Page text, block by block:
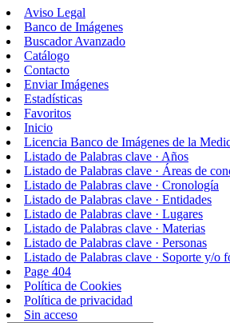
Aviso Legal
Banco de Imágenes
Buscador Avanzado
Catálogo
Contacto
Enviar Imágenes
Estadísticas
Favoritos
Inicio
Licencia Banco de Imágenes de la
Listado de Palabras clave · Años
Listado de Palabras clave · Áreas de
Listado de Palabras clave · Cronología
Listado de Palabras clave · Entidades
Listado de Palabras clave · Lugares
Listado de Palabras clave · Materias
Listado de Palabras clave · Personas
Listado de Palabras clave · Soporte y/o
Page 404
Política de Cookies
Política de privacidad
Sin acceso